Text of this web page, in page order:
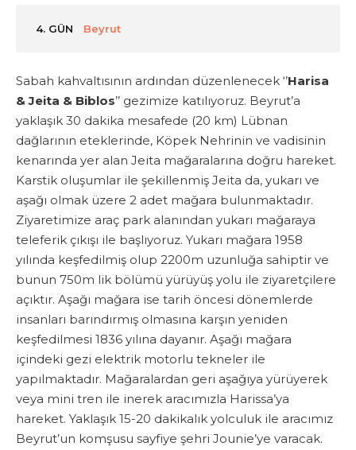
4. GÜN Beyrut
Sabah kahvaltısının ardından düzenlenecek ‘’Harisa
& Jeita & Biblos’’ gezimize katılıyoruz. Beyrut’a
yaklaşık 30 dakika mesafede (20 km) Lübnan
dağlarının eteklerinde, Köpek Nehrinin ve vadisinin
kenarında yer alan Jeita mağaralarına doğru hareket.
Karstik oluşumlar ile şekillenmiş Jeita da, yukarı ve
aşağı olmak üzere 2 adet mağara bulunmaktadır.
Ziyaretimize araç park alanından yukarı mağaraya
teleferik çıkışı ile başlıyoruz. Yukarı mağara 1958
yılında keşfedilmiş olup 2200m uzunluğa sahiptir ve
bunun 750m lik bölümü yürüyüş yolu ile ziyaretçilere
açıktır. Aşağı mağara ise tarih öncesi dönemlerde
insanları barındırmış olmasına karşın yeniden
keşfedilmesi 1836 yılına dayanır. Aşağı mağara
içindeki gezi elektrik motorlu tekneler ile
yapılmaktadır. Mağaralardan geri aşağıya yürüyerek
veya mini tren ile inerek aracımızla Harissa’ya
hareket. Yaklaşık 15-20 dakikalık yolculuk ile aracımız
Beyrut’un komşusu sayfiye şehri Jounie’ye varacak.